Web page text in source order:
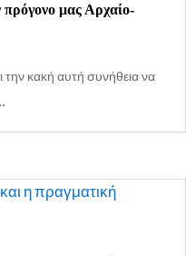
μας Αρχαίο-
κακή αυτή συνήθεια να